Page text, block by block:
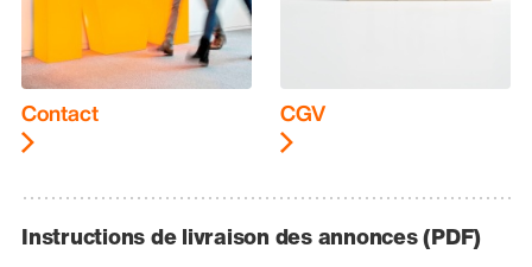
Contact CGV
Instructions de livraison des annonces (PDF)